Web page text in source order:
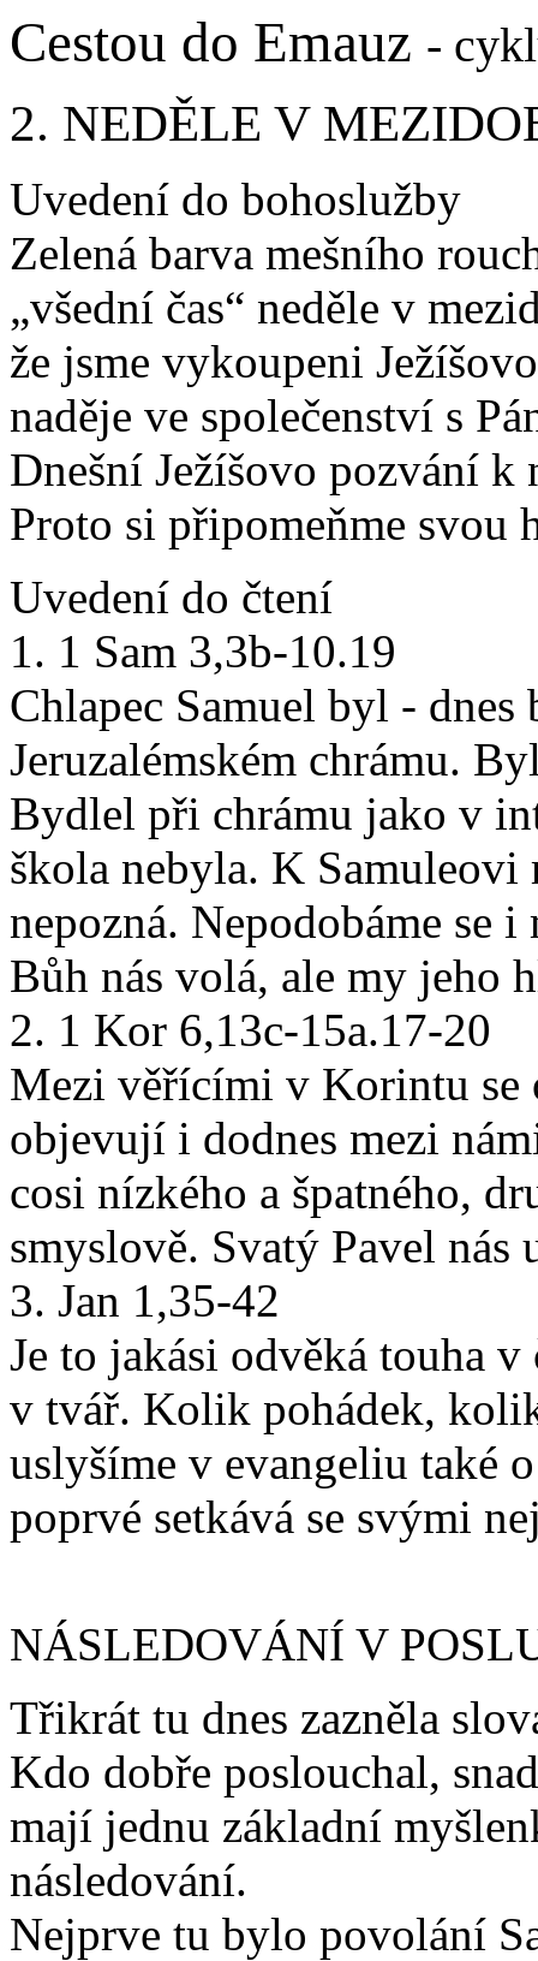
Cestou do Emauz -
2. NEDĚLE V
Uvedení do bohoslužby
Zelená barva mešního
„všední čas“ neděle v
že jsme vykoupeni
naděje ve společenství s
Dnešní Ježíšovo pozvání
Proto si připomeňme svou
Uvedení do čtení
1. 1 Sam 3,3b-10.19
Chlapec Samuel byl -
Jeruzalémském chrámu.
Bydlel při chrámu jako v
škola nebyla. K
nepozná. Nepodobáme se
Bůh nás volá, ale my jeho
2. 1 Kor 6,13c-15a.17-20
Mezi věřícími v Korintu se
objevují i dodnes mezi
cosi nízkého a špatného,
smyslově. Svatý Pavel
3. Jan 1,35-42
Je to jakási odvěká touha
v tvář. Kolik pohádek,
uslyšíme v evangeliu také
poprvé setkává se svými
NÁSLEDOVÁNÍ V
Třikrát tu dnes zazněla
Kdo dobře poslouchal,
mají jednu základní
následování.
Nejprve tu bylo povolání